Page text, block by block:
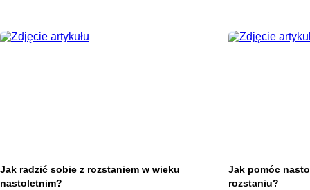
Jak radzić sobie z rozstaniem w wieku
nastoletnim?
Jak pomóc
rozstaniu?